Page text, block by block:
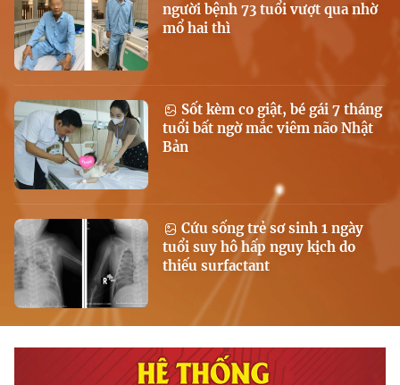
người bệnh 73 tuổi vượt qua nhờ
mổ hai thì
Sốt kèm co giật, bé gái 7 tháng
tuổi bất ngờ mắc viêm não Nhật
Bản
Cứu sống trẻ sơ sinh 1 ngày
tuổi suy hô hấp nguy kịch do
thiếu surfactant